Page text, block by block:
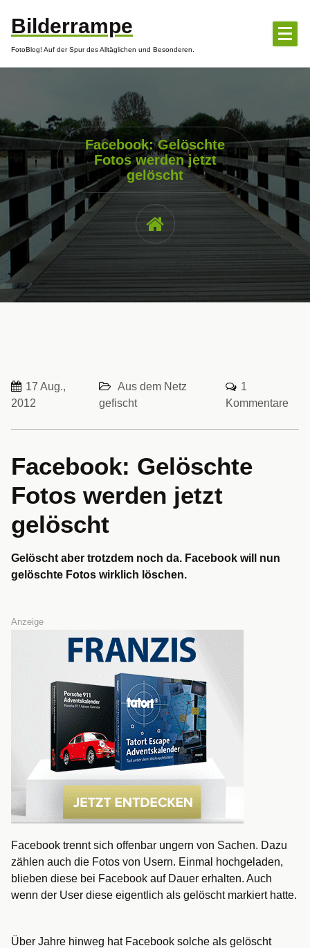
Inhalt
springen
Bilderrampe
FotoBlog! Auf der Spur des Alltäglichen und Besonderen.
Facebook: Gelöschte
Fotos werden jetzt
gelöscht
17 Aug.,
2012
Aus dem Netz
gefischt
1
Kommentare
Facebook: Gelöschte
Fotos werden jetzt
gelöscht
Gelöscht aber trotzdem noch da. Facebook will nun
gelöschte Fotos wirklich löschen.
Anzeige
Facebook trennt sich offenbar ungern von Sachen. Dazu
zählen auch die Fotos von Usern. Einmal hochgeladen,
blieben diese bei Facebook auf Dauer erhalten. Auch
wenn der User diese eigentlich als gelöscht markiert hatte.
Über Jahre hinweg hat Facebook solche als gelöscht